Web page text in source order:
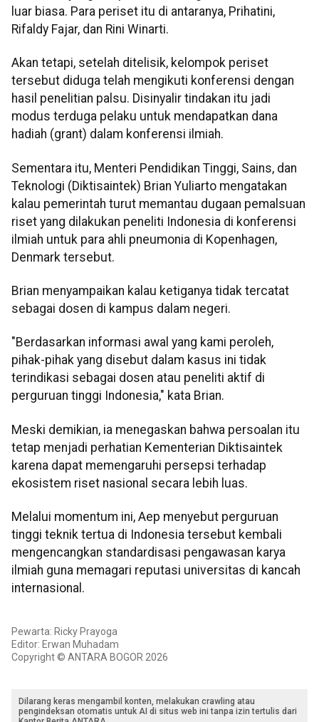
luar biasa. Para periset itu di antaranya, Prihatini,
Rifaldy Fajar, dan Rini Winarti.
Akan tetapi, setelah ditelisik, kelompok periset
tersebut diduga telah mengikuti konferensi dengan
hasil penelitian palsu. Disinyalir tindakan itu jadi
modus terduga pelaku untuk mendapatkan dana
hadiah (grant) dalam konferensi ilmiah.
Sementara itu, Menteri Pendidikan Tinggi, Sains, dan
Teknologi (Diktisaintek) Brian Yuliarto mengatakan
kalau pemerintah turut memantau dugaan pemalsuan
riset yang dilakukan peneliti Indonesia di konferensi
ilmiah untuk para ahli pneumonia di Kopenhagen,
Denmark tersebut.
Brian menyampaikan kalau ketiganya tidak tercatat
sebagai dosen di kampus dalam negeri.
"Berdasarkan informasi awal yang kami peroleh,
pihak-pihak yang disebut dalam kasus ini tidak
terindikasi sebagai dosen atau peneliti aktif di
perguruan tinggi Indonesia," kata Brian.
Meski demikian, ia menegaskan bahwa persoalan itu
tetap menjadi perhatian Kementerian Diktisaintek
karena dapat memengaruhi persepsi terhadap
ekosistem riset nasional secara lebih luas.
Melalui momentum ini, Aep menyebut perguruan
tinggi teknik tertua di Indonesia tersebut kembali
mengencangkan standardisasi pengawasan karya
ilmiah guna memagari reputasi universitas di kancah
internasional.
Pewarta: Ricky Prayoga
Editor: Erwan Muhadam
Copyright © ANTARA BOGOR 2026
Dilarang keras mengambil konten, melakukan crawling atau
pengindeksan otomatis untuk AI di situs web ini tanpa izin tertulis dari